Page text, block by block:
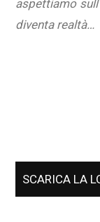
aspettiamo
diventa realtà…
SCARICA LA